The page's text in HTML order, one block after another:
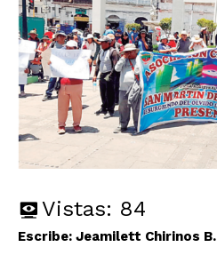
Vistas: 84
Escribe: Jeamilett Chirinos B.